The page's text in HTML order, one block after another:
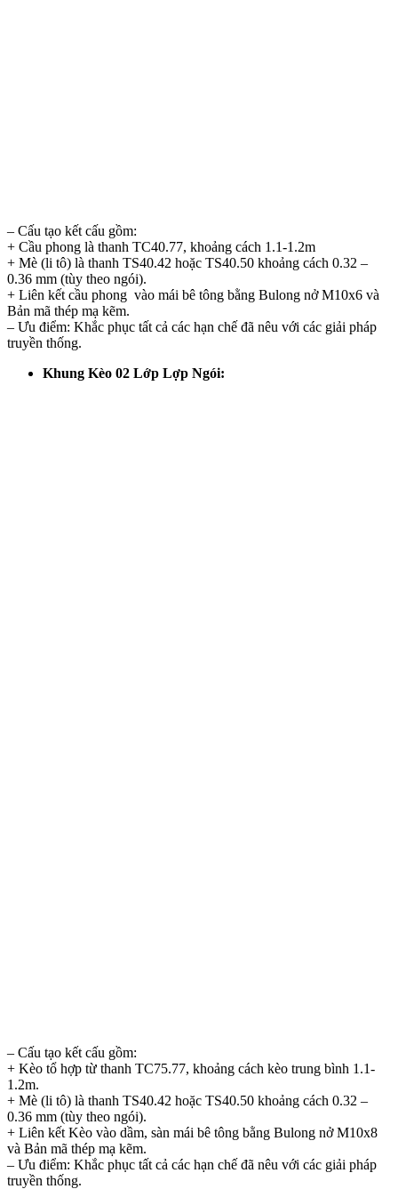
– Cấu tạo kết cấu gồm:
+ Cầu phong là thanh TC40.77, khoảng cách 1.1-1.2m
+ Mè (li tô) là thanh TS40.42 hoặc TS40.50 khoảng cách 0.32 –
0.36 mm (tùy theo ngói).
+ Liên kết cầu phong vào mái bê tông bằng Bulong nở M10x6 và
Bản mã thép mạ kẽm.
– Ưu điểm: Khắc phục tất cả các hạn chế đã nêu với các giải pháp
truyền thống.
Khung Kèo 02 Lớp Lợp Ngói:
– Cấu tạo kết cấu gồm:
+ Kèo tổ hợp từ thanh TC75.77, khoảng cách kèo trung bình 1.1-
1.2m.
+ Mè (li tô) là thanh TS40.42 hoặc TS40.50 khoảng cách 0.32 –
0.36 mm (tùy theo ngói).
+ Liên kết Kèo vào dầm, sàn mái bê tông bằng Bulong nở M10x8
và Bản mã thép mạ kẽm.
– Ưu điểm: Khắc phục tất cả các hạn chế đã nêu với các giải pháp
truyền thống.